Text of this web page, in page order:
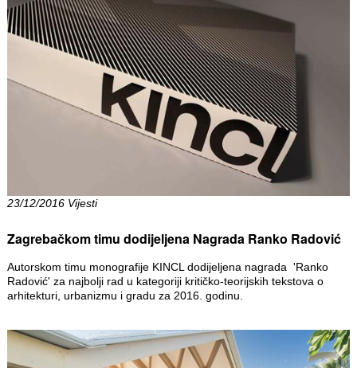
23/12/2016 Vijesti
Zagrebačkom timu dodijeljena Nagrada Ranko Radović
Autorskom timu monografije KINCL dodijeljena nagrada 'Ranko
Radović' za najbolji rad u kategoriji kritičko-teorijskih tekstova o
arhitekturi, urbanizmu i gradu za 2016. godinu.